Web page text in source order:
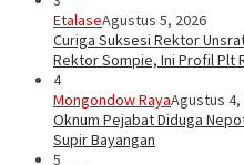
EtalaseAgustus 5, 2026
Curiga Suksesi Rektor
Rektor Sompie, Ini Profil Plt
4
Mongondow RayaAgustus 4,
Oknum Pejabat Diduga
Supir Bayangan
5